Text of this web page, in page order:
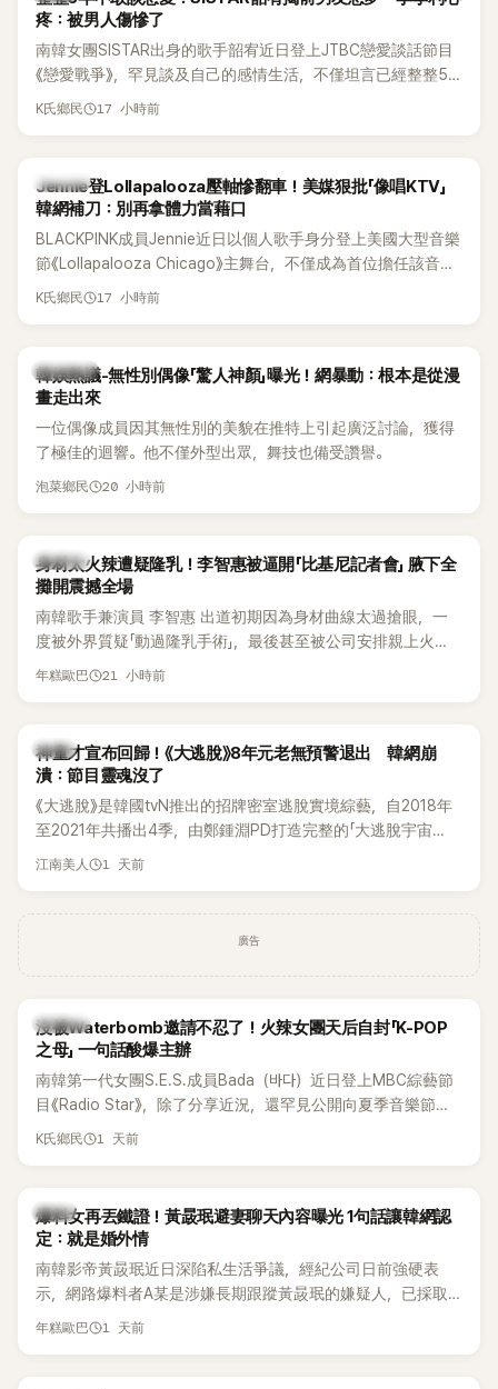
疼：被男人傷慘了
南韓女團SISTAR出身的歌手韶宥近日登上JTBC戀愛談話節目
《戀愛戰爭》，罕見談及自己的感情生活，不僅坦言已經整整5
年沒有談戀愛，更首度透露空窗至今的原因，全與上一段戀情
K氏鄉民 17 小時前
K-POP
Jennie登Lollapalooza壓軸慘翻車！美媒狠批「像唱KTV」
韓網補刀：別再拿體力當藉口
BLACKPINK成員Jennie近日以個人歌手身分登上美國大型音樂
節《Lollapalooza Chicago》主舞台，不僅成為首位擔任該音樂
節Headliner（壓軸主秀）的K-POP女SOLO歌手，寫下全新紀
形容整場演出「就像一場豪華KTV」。
K氏鄉民 17 小時前
熱議討論
韓娛熱議-無性別偶像「驚人神顏」曝光！網暴動：根本是從漫
畫走出來
一位偶像成員因其無性別的美貌在推特上引起廣泛討論，獲得
了極佳的迴響。他不僅外型出眾，舞技也備受讚譽。
泡菜鄉民 20 小時前
K-POP
身材太火辣遭疑隆乳！李智惠被逼開「比基尼記者會」 腋下全
攤開震撼全場
南韓歌手兼演員 李智惠 出道初期因為身材曲線太過搶眼，一
度被外界質疑「動過隆乳手術」，最後甚至被公司安排親上火
線，召開前所未見的「泳裝記者會」澄清。這場記者會後來還被
熱議。 2日播出的 SBS 綜藝節目《我的經紀人太難搞－秘書
鎮》，邀請同時兼顧工作與育兒的演藝圈代表「媽媽群」——李智
惠、李賢怡、李恩亨，以第13位「My Star」身分登場，分享最真
實的生活日常。 節目一開始，李瑞鎮 率先與李智惠會合，兩人
邊搭車邊聊天，氣氛輕鬆。聊到最近的新聞，李瑞鎮突然直球
發問：「妳不是上新聞了？說妳去做整形？是人中縮短手術嗎？」
惠也毫不閃躲，淡定接招，兩人鬥嘴默契十足。 話題接著一路
延燒到過去的爭議。李瑞鎮脫口補刀：「妳以前不是還在游泳池
當年情況，李智惠終於鬆口坦言，當時確實被質疑動過隆胸手
術。她回憶：「拍了比基尼照片之後，就開始被說是不是去隆乳
了。」為了澄清誤會，她只好親自站出來說清楚。 李智惠進一步
解釋，當時隆胸手術幾乎只有「腋下切開」一種方式，「所以我就
想，既然一直說我有做，那我乾脆把腋下給大家看，證明我根
召開了一場泳裝記者招待會。當時她穿著比基尼站在一排攝影
機前，面對媒體擺出各種姿勢，畫面至今仍被網友津津樂道。
這段為平息爭議、直接公開腋下畫面自證清白的往事再度被提
起，節目現場立刻充滿驚呼聲與笑聲，也再次讓人見識到她面
對流言時「豁出去」的直率性格。其實她過去也曾在 SBS 節目
《脫掉鞋子恢單4Men》 中，親自公開那張當年引發話題的「腋下
年糕歐巴 21 小時前
韓星
神童才宣布回歸！《大逃脫》8年元老無預警退出 韓網崩
潰：節目靈魂沒了
《大逃脫》是韓國tvN推出的招牌密室逃脫實境綜藝，自2018年
至2021年共播出4季，由鄭鍾淵PD打造完整的「大逃脫宇宙
（DTCU）」，憑藉燒腦劇情、電影級場景與龐大世界觀，累積
江南美人 1 天前
廣告
K-POP
沒被Waterbomb邀請不忍了！火辣女團天后自封「K-POP
之母」 一句話酸爆主辦
南韓第一代女團S.E.S.成員Bada（바다）近日登上MBC綜藝節
目《Radio Star》，除了分享近況，還罕見公開向夏季音樂節
Waterbomb喊話，笑稱自己至今從未受邀演出，更幽默表示：
K氏鄉民 1 天前
韓星
爆料女再丟鐵證！黃晸珉避妻聊天內容曝光 1句話讓韓網認
定：就是婚外情
南韓影帝黃晸珉近日深陷私生活爭議，經紀公司日前強硬表
示，網路爆料者A某是涉嫌長期跟蹤黃晸珉的嫌疑人，已採取
法律行動。不過，A某並未因此停止發聲，5日再度透過社群平
年糕歐巴 1 天前